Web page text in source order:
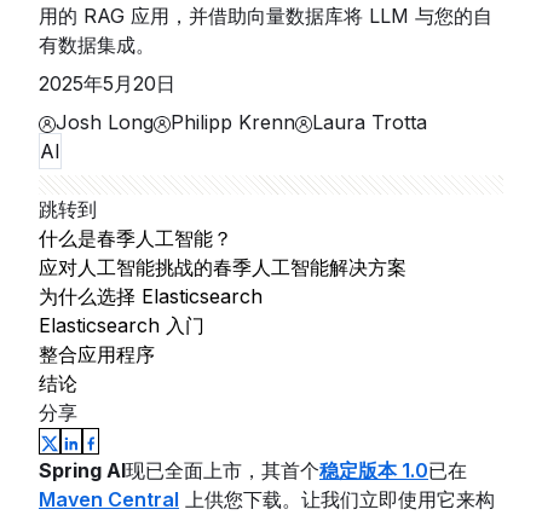
用的 RAG 应用，并借助向量数据库将 LLM 与您的自
有数据集成。
2025年5月20日
Josh Long
Philipp Krenn
Laura Trotta
AI
跳转到
什么是春季人工智能？
应对人工智能挑战的春季人工智能解决方案
为什么选择 Elasticsearch
Elasticsearch 入门
整合应用程序
结论
分享
Spring AI现已全面上市，其首个稳定版本 1.0已在
Maven Central 上供您下载。让我们立即使用它来构